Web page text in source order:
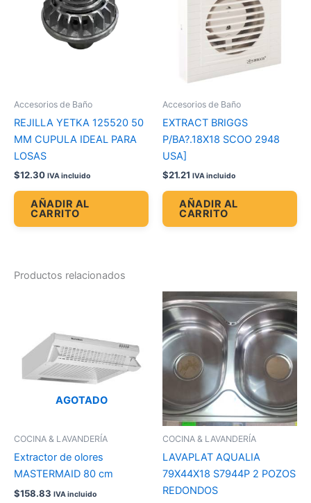
Accesorios de Baño
REJILLA YETKA 125520 50
MM CUPULA IDEAL PARA
LOSAS
$12.30 IVA incluido
AÑADIR AL
CARRITO
Accesorios de Baño
EXTRACT BRIGGS
P/BA?.18X18 SCOO 2948
USA]
$21.21 IVA incluido
AÑADIR AL
CARRITO
Productos relacionados
AGOTADO
COCINA & LAVANDERÍA
Extractor de olores
MASTERMAID 80 cm
$158.83 IVA incluido
COCINA & LAVANDERÍA
LAVAPLAT AQUALIA
79X44X18 S7944P 2 POZOS
REDONDOS